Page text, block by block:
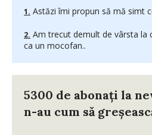
Astăzi îmi propun să mă simt
Am trecut demult de vârsta la
ca un mocofan..
5300 de abonați la
n-au cum să